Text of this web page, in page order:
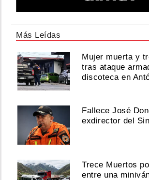
Más Leídas
Mujer muerta y
tras ataque
discoteca en
Fallece José
exdirector del
Trece Muertos
entre una